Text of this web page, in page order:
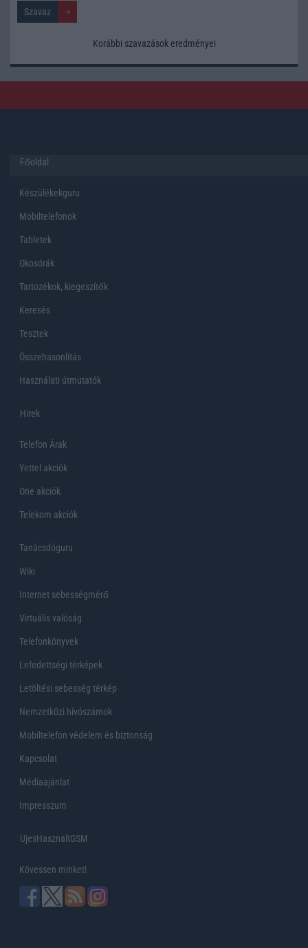
Korábbi szavazások eredményei
Főoldal
Készülékekguru
Mobiltelefonok
Tabletek
Okosórák
Tartozékok, kiegeszítők
Keresés
Tesztek
Összehasonlítás
Használati útmutatók
Hirek
Telefon Árak
Yettel akciók
One akciók
Telekom akciók
Tanácsdóguru
Wiki
Internet sebességmérő
Virtuális valóság
Telefonkönyvek
Lefedettségi térképek
Letöltési sebesség térkép
Nemzetközi hívószámok
Mobiltelefon védelem és biztonság
Kapcsolat
Médiaajánlat
Impresszum
UjesHasznaltGSM
Kövessen minket!